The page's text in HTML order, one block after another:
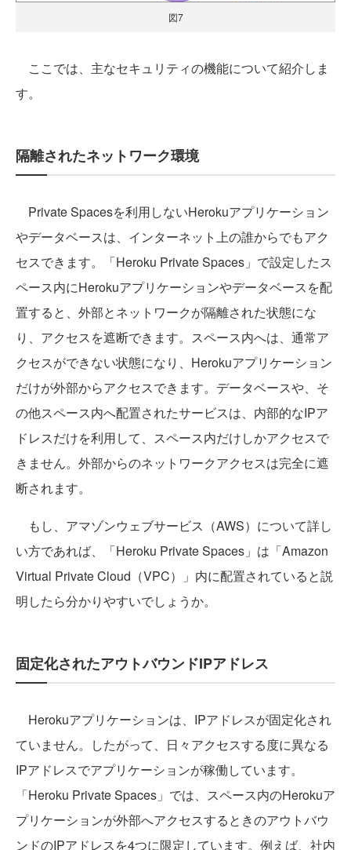
図7
ここでは、主なセキュリティの機能について紹介しま
す。
隔離されたネットワーク環境
Private Spacesを利用しないHerokuアプリケーション
やデータベースは、インターネット上の誰からでもアク
セスできます。「Heroku Private Spaces」で設定したス
ペース内にHerokuアプリケーションやデータベースを配
置すると、外部とネットワークが隔離された状態にな
り、アクセスを遮断できます。スペース内へは、通常ア
クセスができない状態になり、Herokuアプリケーション
だけが外部からアクセスできます。データベースや、そ
の他スペース内へ配置されたサービスは、内部的なIPア
ドレスだけを利用して、スペース内だけしかアクセスで
きません。外部からのネットワークアクセスは完全に遮
断されます。
もし、アマゾンウェブサービス（AWS）について詳し
い方であれば、「Heroku Private Spaces」は「Amazon
Virtual Private Cloud（VPC）」内に配置されていると説
明したら分かりやすいでしょうか。
固定化されたアウトバウンドIPアドレス
Herokuアプリケーションは、IPアドレスが固定化され
ていません。したがって、日々アクセスする度に異なる
IPアドレスでアプリケーションが稼働しています。
「Heroku Private Spaces」では、スペース内のHerokuア
プリケーションが外部へアクセスするときのアウトバウ
ンドのIPアドレスを4つに限定しています。例えば、社内